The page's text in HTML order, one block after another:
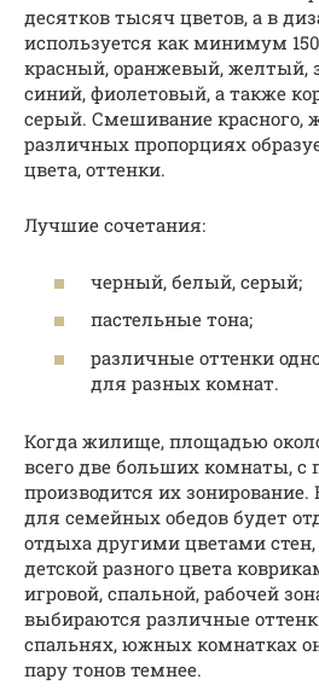
десятков тысяч цветов, а в
используется как минимум
красный, оранжевый, желтый,
синий, фиолетовый, а также
серый. Смешивание красного,
различных пропорциях
цвета, оттенки.
Лучшие сочетания:
черный, белый, серый;
пастельные тона;
различные оттенки
для разных комнат.
Когда жилище, площадью
всего две больших комнаты,
производится их зонирование.
для семейных обедов будет
отдыха другими цветами стен,
детской разного цвета
игровой, спальной, рабочей
выбираются различные
спальнях, южных комнатках
пару тонов темнее.